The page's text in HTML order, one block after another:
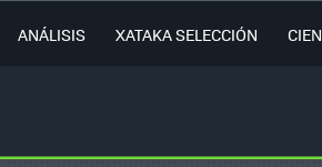
ANÁLISIS XATAKA SELECCIÓN